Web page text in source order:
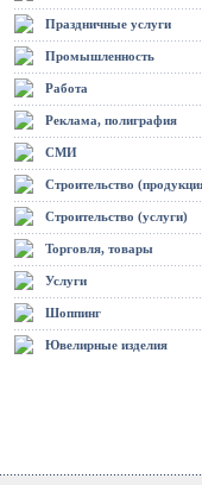
Праздничные услуги
Промышленность
Работа
Реклама, полиграфия
СМИ
Строительство
Строительство (услуги)
Торговля, товары
Услуги
Шоппинг
Ювелирные изделия